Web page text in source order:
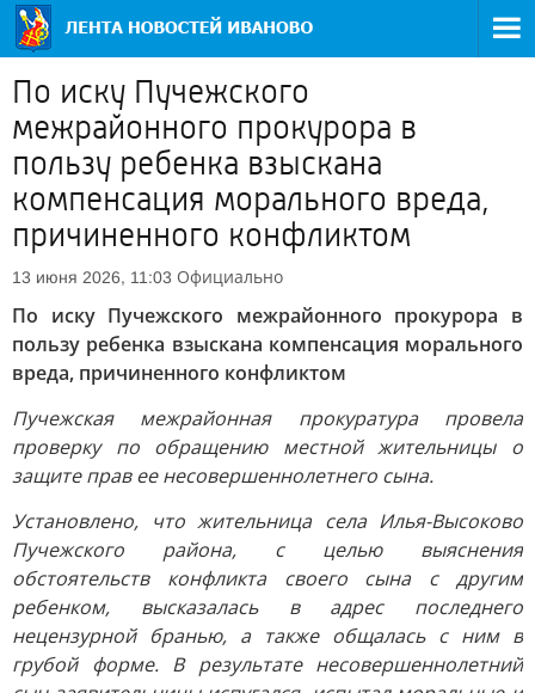
По иску Пучежского
межрайонного прокурора в
пользу ребенка взыскана
компенсация морального вреда,
причиненного конфликтом
13 июня 2026, 11:03 Официально
По иску Пучежского межрайонного прокурора в
пользу ребенка взыскана компенсация морального
вреда, причиненного конфликтом
Пучежская межрайонная прокуратура провела
проверку по обращению местной жительницы о
защите прав ее несовершеннолетнего сына.
Установлено, что жительница села Илья-Высоково
Пучежского района, с целью выяснения
обстоятельств конфликта своего сына с другим
ребенком, высказалась в адрес последнего
нецензурной бранью, а также общалась с ним в
грубой форме. В результате несовершеннолетний